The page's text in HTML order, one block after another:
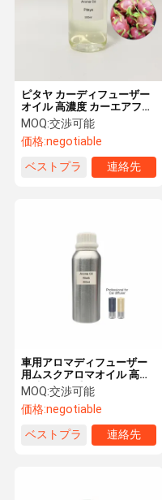
ピタヤ カーディフューザー
オイル 高濃度 カーエアフレ
ッシャー オイル
MOQ:交渉可能
価格:negotiable
ベストプラ
連絡先
車用アロマディフューザー
用ムスクアロマオイル 高級
長持ちする香りオイル
MOQ:交渉可能
価格:negotiable
ベストプラ
連絡先